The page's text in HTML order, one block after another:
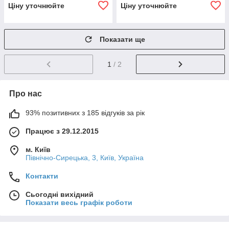
Ціну уточнюйте Ціну уточнюйте
Показати ще
1 / 2
Про нас
93% позитивних з 185 відгуків за рік
Працює з 29.12.2015
м. Київ
Північно-Сирецька, 3, Київ, Україна
Контакти
Сьогодні вихідний
Показати весь графік роботи